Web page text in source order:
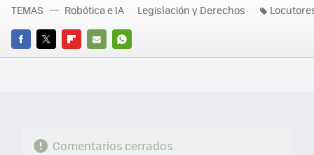
FACEBOOK
TWITTERFLIPBOARD
E-
WHATSAPP
TEMAS Robótica e IA Legislación y Derechos
Comentarios cerrados